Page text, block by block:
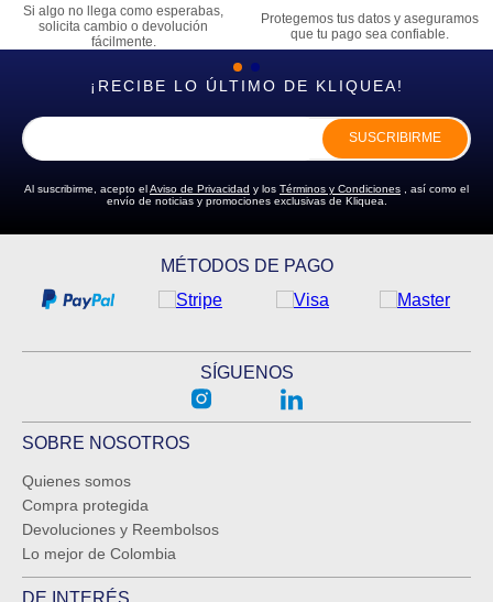
Si algo no llega como esperabas,
solicita cambio o devolución
fácilmente.
Protegemos tus datos y aseguramos
que tu pago sea confiable.
¡RECIBE LO ÚLTIMO DE KLIQUEA!
SUSCRIBIRME
Al suscribirme, acepto elAviso de Privacidad y los Términos y Condiciones , así como el
envío de noticias y promociones exclusivas de Kliquea.
MÉTODOS DE PAGO
SÍGUENOS
SOBRE NOSOTROS
Quienes somos
Compra protegida
Devoluciones y Reembolsos
Lo mejor de Colombia
DE INTERÉS